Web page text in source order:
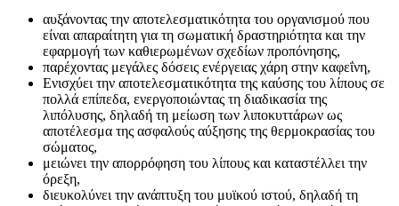
αυξάνοντας την αποτελεσματικότητα του οργανισμού που
είναι απαραίτητη για τη σωματική δραστηριότητα και την
εφαρμογή των καθιερωμένων σχεδίων προπόνησης,
παρέχοντας μεγάλες δόσεις ενέργειας χάρη στην καφεΐνη,
Ενισχύει την αποτελεσματικότητα της καύσης του λίπους σε
πολλά επίπεδα, ενεργοποιώντας τη διαδικασία της
λιπόλυσης, δηλαδή τη μείωση των λιποκυττάρων ως
αποτέλεσμα της ασφαλούς αύξησης της θερμοκρασίας του
σώματος,
μειώνει την απορρόφηση του λίπους και καταστέλλει την
όρεξη,
διευκολύνει την ανάπτυξη του μυϊκού ιστού, δηλαδή τη